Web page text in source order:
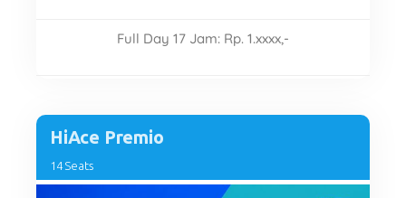
Full Day 17 Jam: Rp. 1.xxxx,-
HiAce Premio
14 Seats